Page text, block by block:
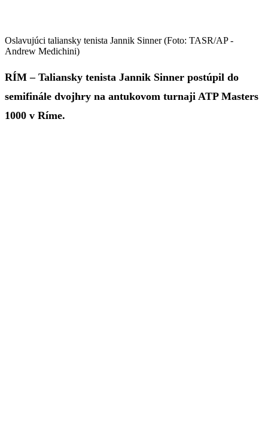
Oslavujúci taliansky tenista Jannik Sinner (Foto: TASR/AP -
Andrew Medichini)
RÍM – Taliansky tenista Jannik Sinner postúpil do
semifinále dvojhry na antukovom turnaji ATP Masters
1000 v Ríme.